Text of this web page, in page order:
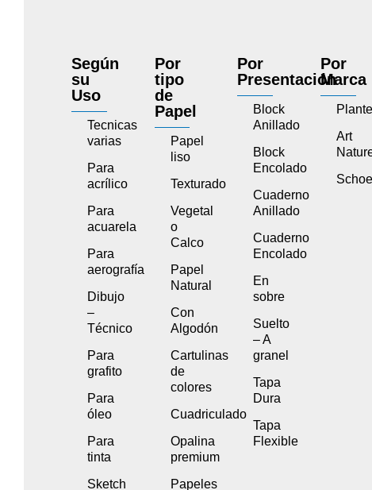
Según
su
Uso
Tecnicas
varias
Para
acrílico
Para
acuarela
Para
aerografía
Dibujo
–
Técnico
Para
grafito
Para
óleo
Para
tinta
Sketch
Por
tipo
de
Papel
Papel
liso
Texturado
Vegetal
o
Calco
Papel
Natural
Con
Algodón
Cartulinas
de
colores
Cuadriculado
Opalina
premium
Papeles
Por
Presentación
Block
Anillado
Block
Encolado
Cuaderno
Anillado
Cuaderno
Encolado
En
sobre
Suelto
– A
granel
Tapa
Dura
Tapa
Flexible
Por
Marca
Art